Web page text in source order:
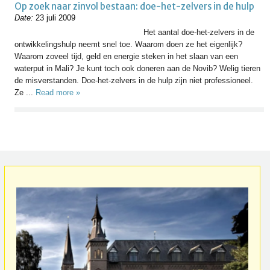
Op zoek naar zinvol bestaan: doe-het-zelvers in de hulp
Date: 23 juli 2009
Het aantal doe-het-zelvers in de
ontwikkelingshulp neemt snel toe. Waarom doen ze het eigenlijk?
Waarom zoveel tijd, geld en energie steken in het slaan van een
waterput in Mali? Je kunt toch ook doneren aan de Novib? Welig tieren
de misverstanden. Doe-het-zelvers in de hulp zijn niet professioneel.
Ze ... Read more »